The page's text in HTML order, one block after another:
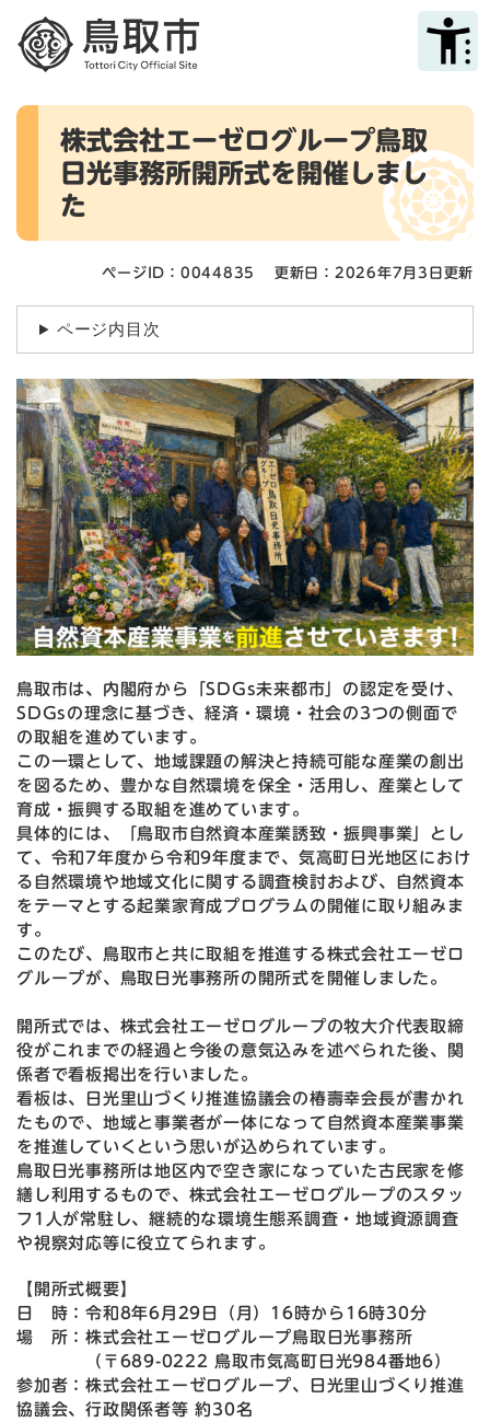
メニューを飛ばして本文へ
本
株式会社エーゼログループ鳥取
日光事務所開所式を開催しまし
た
ページID：0044835 更新日：2026年7月3日更新
ページ内目次
鳥取市は、内閣府から「SDGs未来都市」の認定を受け、
SDGsの理念に基づき、経済・環境・社会の3つの側面で
の取組を進めています。
この一環として、地域課題の解決と持続可能な産業の創出
を図るため、豊かな自然環境を保全・活用し、産業として
育成・振興する取組を進めています。
具体的には、「鳥取市自然資本産業誘致・振興事業」とし
て、令和7年度から令和9年度まで、気高町日光地区におけ
る自然環境や地域文化に関する調査検討および、自然資本
をテーマとする起業家育成プログラムの開催に取り組みま
す。
このたび、鳥取市と共に取組を推進する株式会社エーゼロ
グループが、鳥取日光事務所の開所式を開催しました。
開所式では、株式会社エーゼログループの牧大介代表取締
役がこれまでの経過と今後の意気込みを述べられた後、関
係者で看板掲出を行いました。
看板は、日光里山づくり推進協議会の椿壽幸会長が書かれ
たもので、地域と事業者が一体になって自然資本産業事業
を推進していくという思いが込められています。
鳥取日光事務所は地区内で空き家になっていた古民家を修
繕し利用するもので、株式会社エーゼログループのスタッ
フ1人が常駐し、継続的な環境生態系調査・地域資源調査
や視察対応等に役立てられます。
【開所式概要】
日 時：令和8年6月29日（月）16時から16時30分
場 所：株式会社エーゼログループ鳥取日光事務所
（〒689-0222 鳥取市気高町日光984番地6）
参加者：株式会社エーゼログループ、日光里山づくり推進
協議会、行政関係者等 約30名